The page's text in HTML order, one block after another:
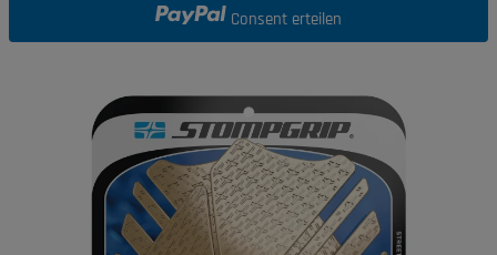
Consent erteilen